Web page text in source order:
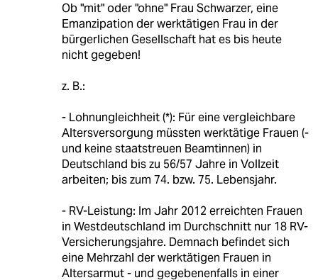
Ob "mit" oder "ohne" Frau Schwarzer, eine
Emanzipation der werktätigen Frau in der
bürgerlichen Gesellschaft hat es bis heute
nicht gegeben!
z. B.:
- Lohnungleichheit (*): Für eine vergleichbare
Altersversorgung müssten werktätige Frauen (-
und keine staatstreuen Beamtinnen) in
Deutschland bis zu 56/57 Jahre in Vollzeit
arbeiten; bis zum 74. bzw. 75. Lebensjahr.
- RV-Leistung: Im Jahr 2012 erreichten Frauen
in Westdeutschland im Durchschnitt nur 18 RV-
Versicherungsjahre. Demnach befindet sich
eine Mehrzahl der werktätigen Frauen in
Altersarmut - und gegebenenfalls in einer